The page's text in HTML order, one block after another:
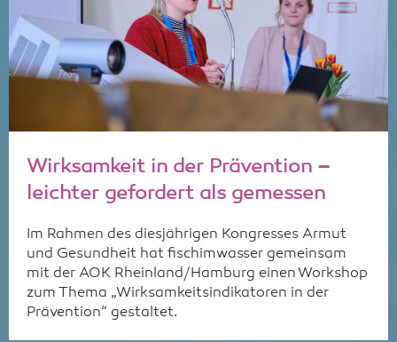
Wirksamkeit in der Prävention –
leichter gefordert als gemessen
Im Rahmen des diesjährigen Kongresses Armut
und Gesundheit hat fischimwasser gemeinsam
mit der AOK Rheinland/Hamburg einen Workshop
zum Thema „Wirksamkeitsindikatoren in der
Prävention“ gestaltet.